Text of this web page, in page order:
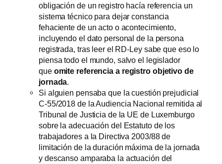
obligación de un registro hacía referencia un
sistema técnico para dejar constancia
fehaciente de un acto o acontecimiento,
incluyendo el dato personal de la persona
registrada, tras leer el RD-Ley sabe que eso lo
piensa todo el mundo, salvo el legislador
que omite referencia a registro objetivo de
jornada.
Si alguien pensaba que la cuestión prejudicial
C-55/2018 de la Audiencia Nacional remitida al
Tribunal de Justicia de la UE de Luxemburgo
sobre la adecuación del Estatuto de los
trabajadores a la Directiva 2003/88 de
limitación de la duración máxima de la jornada
y descanso amparaba la actuación del